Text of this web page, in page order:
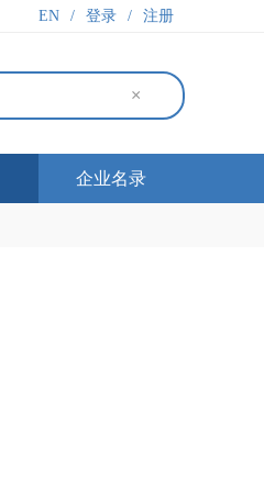
EN / 登录 / 注册
×
企业名录